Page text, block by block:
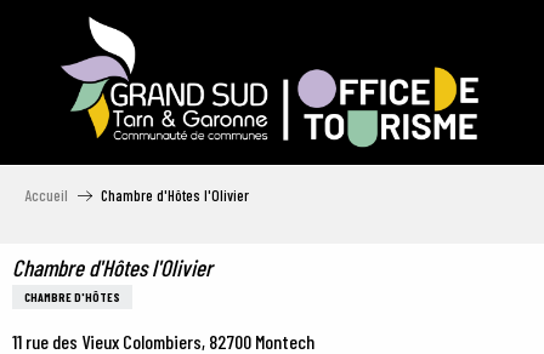
Accueil Chambre d'Hôtes l'Olivier
Chambre d'Hôtes l'Olivier
CHAMBRE D'HÔTES
11 rue des Vieux Colombiers, 82700 Montech